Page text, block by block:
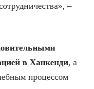
–
в Ханкенди, а
процессом